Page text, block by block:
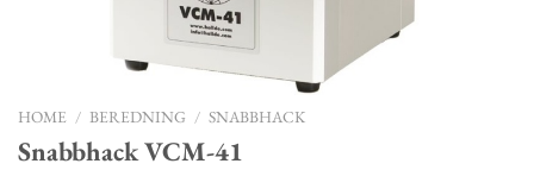
HOME / BEREDNING / SNABBHACK
Snabbhack VCM-41